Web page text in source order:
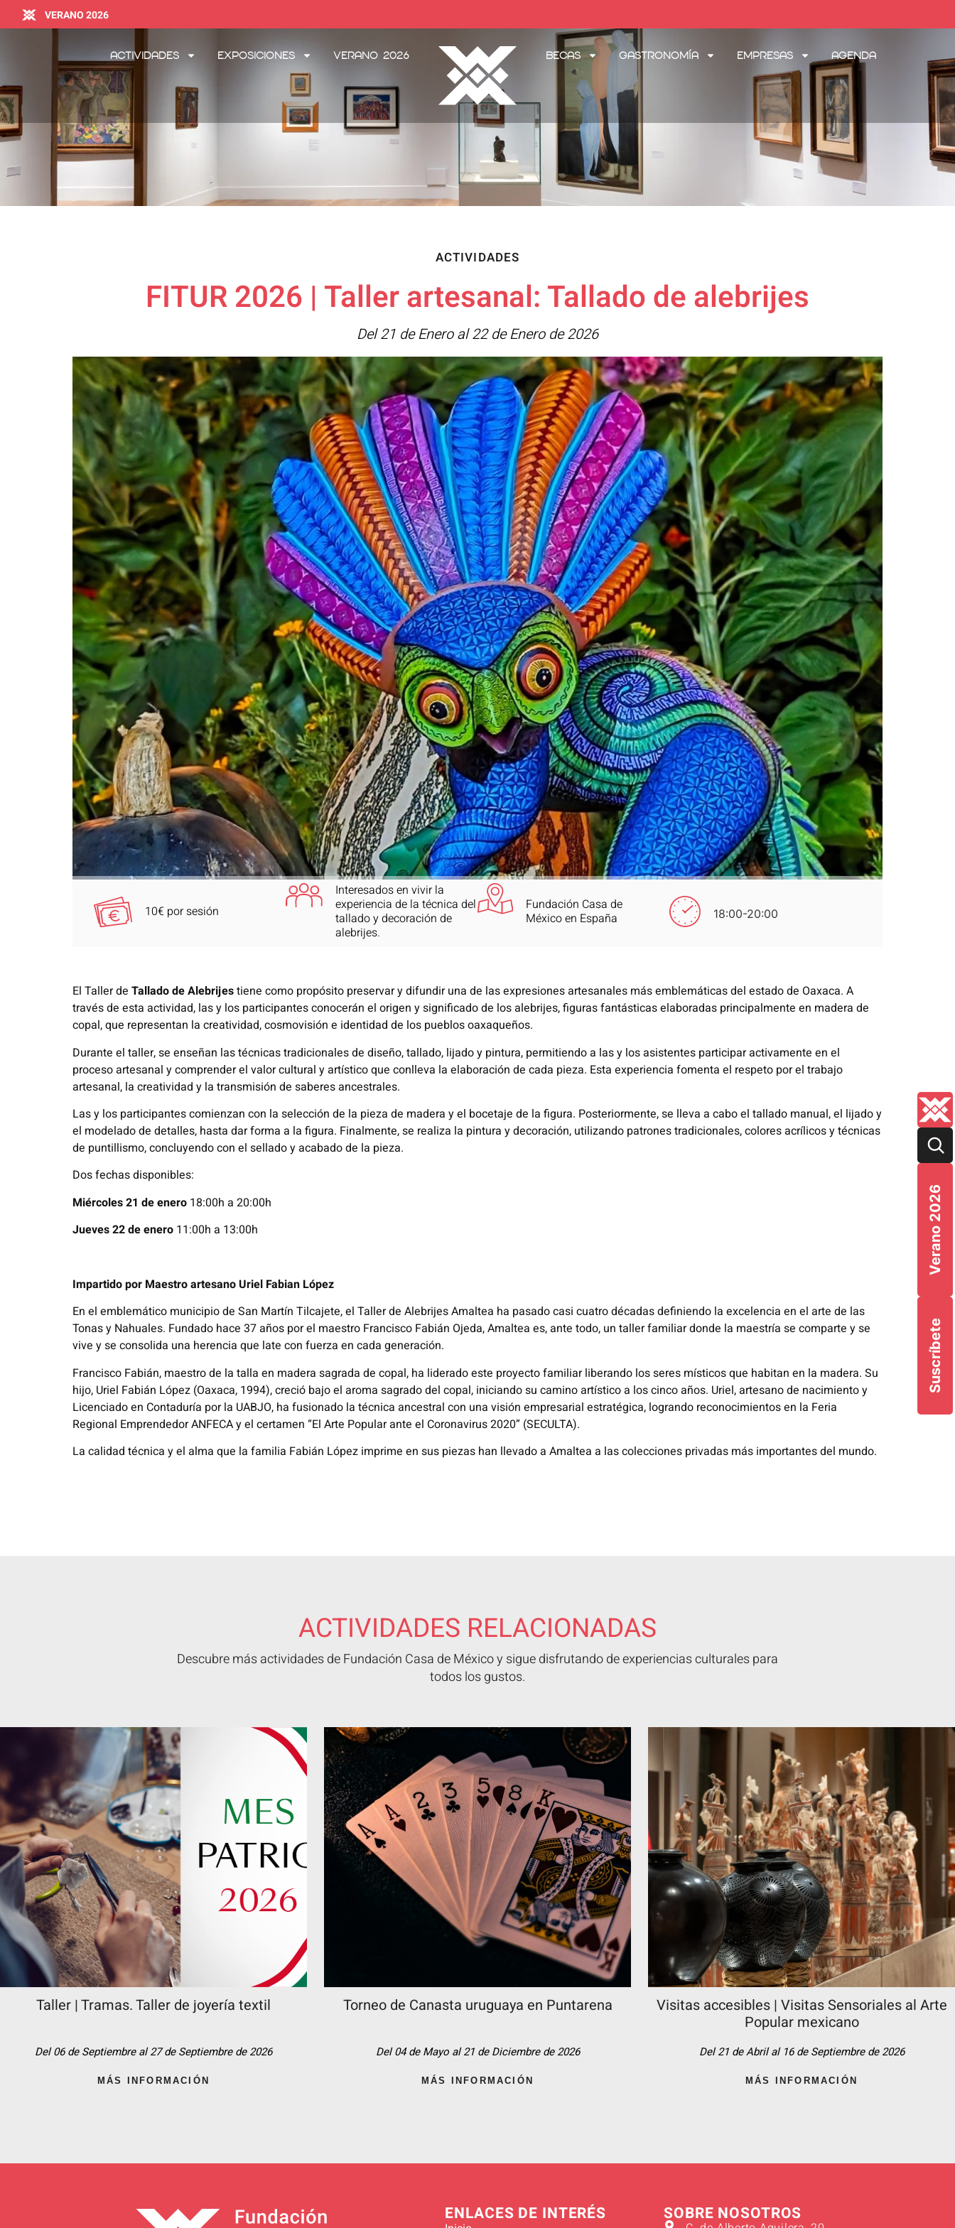
Suscríbete
Verano 2026
VERANO 2026
Actividades Exposiciones Verano 2026 Becas Gastronomía Empresas Agenda
ACTIVIDADES
FITUR 2026 | Taller artesanal: Tallado de alebrijes
Del 21 de Enero al 22 de Enero de 2026
10€ por sesión
Interesados en vivir la
experiencia de la técnica del
tallado y decoración de
alebrijes.
Fundación Casa de
México en España
18:00-20:00
El Taller de Tallado de Alebrijestiene como propósito preservar y difundir una de las expresiones artesanales más emblemáticas del estado de Oaxaca. A
través de esta actividad, las y los participantes conocerán el origen y significado de los alebrijes, figuras fantásticas elaboradas principalmente en madera de
copal, que representan la creatividad, cosmovisión e identidad de los pueblos oaxaqueños.
Durante el taller, se enseñan las técnicas tradicionales de diseño, tallado, lijado y pintura, permitiendo a las y los asistentes participar activamente en el
proceso artesanal y comprender el valor cultural y artístico que conlleva la elaboración de cada pieza. Esta experiencia fomenta el respeto por el trabajo
artesanal, la creatividad y la transmisión de saberes ancestrales.
Las y los participantes comienzan con la selección de la pieza de madera y el bocetaje de la figura. Posteriormente, se lleva a cabo el tallado manual, el lijado y
el modelado de detalles, hasta dar forma a la figura. Finalmente, se realiza la pintura y decoración, utilizando patrones tradicionales, colores acrílicos y técnicas
de puntillismo, concluyendo con el sellado y acabado de la pieza.
Dos fechas disponibles:
Miércoles 21 de enero 18:00h a 20:00h
Jueves 22 de enero 11:00h a 13:00h
Impartido por Maestro artesano Uriel Fabian López
En el emblemático municipio de San Martín Tilcajete, el Taller de Alebrijes Amaltea ha pasado casi cuatro décadas definiendo la excelencia en el arte de las
Tonas y Nahuales. Fundado hace 37 años por el maestro Francisco Fabián Ojeda, Amaltea es, ante todo, un taller familiar donde la maestría se comparte y se
vive y se consolida una herencia que late con fuerza en cada generación.
Francisco Fabián, maestro de la talla en madera sagrada de copal, ha liderado este proyecto familiar liberando los seres místicos que habitan en la madera. Su
hijo, Uriel Fabián López (Oaxaca, 1994), creció bajo el aroma sagrado del copal, iniciando su camino artístico a los cinco años. Uriel, artesano de nacimiento y
Licenciado en Contaduría por la UABJO, ha fusionado la técnica ancestral con una visión empresarial estratégica, logrando reconocimientos en la Feria
Regional Emprendedor ANFECA y el certamen “El Arte Popular ante el Coronavirus 2020” (SECULTA).
La calidad técnica y el alma que la familia Fabián López imprime en sus piezas han llevado a Amaltea a las colecciones privadas más importantes del mundo.
ACTIVIDADES RELACIONADAS
Descubre más actividades de Fundación Casa de México y sigue disfrutando de experiencias culturales para
todos los gustos.
Taller | Tramas. Taller de joyería textil
Del 06 de Septiembre al 27 de Septiembre de 2026
MÁS INFORMACIÓN
Torneo de Canasta uruguaya en Puntarena
Del 04 de Mayo al 21 de Diciembre de 2026
MÁS INFORMACIÓN
Visitas accesibles | Visitas Sensoriales al Arte
Popular mexicano
Del 21 de Abril al 16 de Septiembre de 2026
MÁS INFORMACIÓN
ENLACES DE INTERÉS SOBRE NOSOTROS